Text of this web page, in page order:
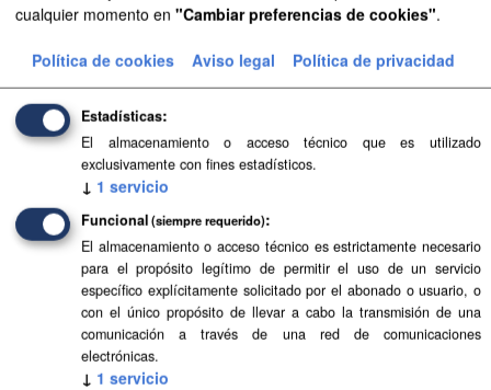
Aprobación Definitiva...
Aprobación Definitiva...
Aprobación Definitiva...
Aprobación Definitiva...
Aprobación Definitiva...
Aprobación Definitiva...
Aprobación Definitiva...
cualquier momento en "Cambiar preferencias de cookies".
Política de cookies Aviso legal Política de privacidad
Estadísticas
El almacenamiento o acceso técnico que es utilizado
exclusivamente con fines estadísticos.
↓ 1 servicio
Funcional (siempre requerido)
El almacenamiento o acceso técnico es estrictamente necesario
para el propósito legítimo de permitir el uso de un servicio
específico explícitamente solicitado por el abonado o usuario, o
con el único propósito de llevar a cabo la transmisión de una
comunicación a través de una red de comunicaciones
electrónicas.
↓ 1 servicio